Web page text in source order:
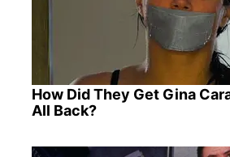
How Did They Get Gina
All Back?